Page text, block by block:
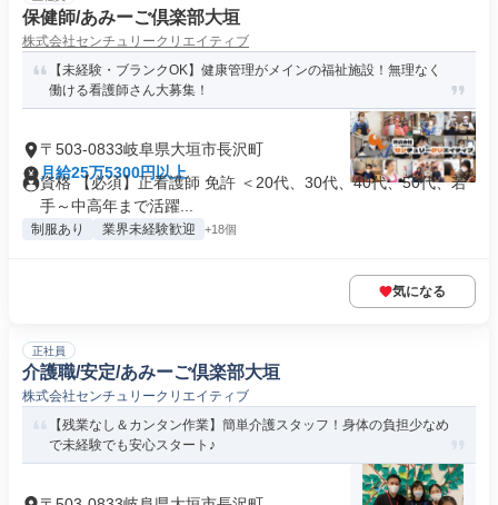
保健師/あみーご倶楽部大垣
株式会社センチュリークリエイティブ
【未経験・ブランクOK】健康管理がメインの福祉施設！無理なく
働ける看護師さん大募集！
〒503-0833岐阜県大垣市長沢町
月給25万5300円以上
資格 【必須】正看護師 免許 ＜20代、30代、40代、50代、若
手～中高年まで活躍...
制服あり 業界未経験歓迎 +18個
気になる
正社員
介護職/安定/あみーご倶楽部大垣
株式会社センチュリークリエイティブ
【残業なし＆カンタン作業】簡単介護スタッフ！身体の負担少なめ
で未経験でも安心スタート♪